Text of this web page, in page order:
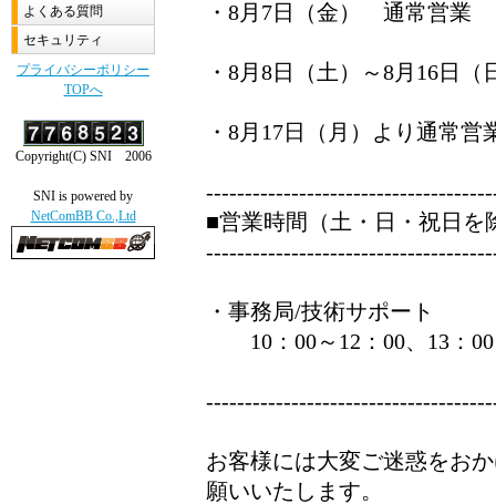
・8月7日（金） 通常営業
・8月8日（土）～8月16日
・8月17日（月）より通常営
■営業時間（土・日・祝日を
・事務局/技術サポート
10：00～12：00、13：00
お客様には大変ご迷惑をお
願いいたします。